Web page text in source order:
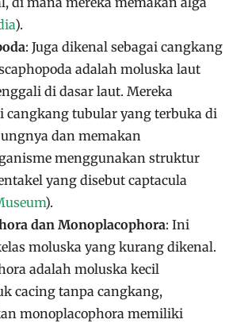
)​.
: Juga dikenal sebagai cangkang
adalah moluska laut
di dasar laut. Mereka
cangkang tubular yang terbuka di
dan memakan
menggunakan struktur
yang disebut captacula​
)​.
dan Monoplacophora: Ini
moluska yang kurang dikenal.
adalah moluska kecil
cacing tanpa cangkang,
monoplacophora memiliki